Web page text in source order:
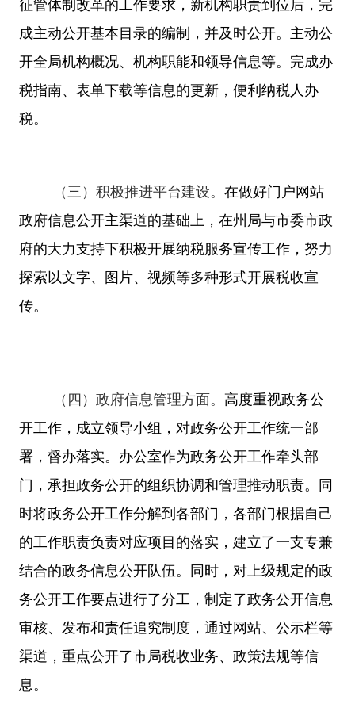
征管体制改革的工作要求，新机构职责到位后，完
成主动公开基本目录的编制，并及时公开。主动公
开全局机构概况、机构职能和领导信息等。完成办
税指南、表单下载等信息的更新，便利纳税人办
税。
（三）积极推进平台建设。 在做好门户网站
政府信息公开主渠道的基础上， 在州局与市委市政
府的大力支持下积极开展纳税服务宣传工作，努力
探索以文字、图片、视频等多种形式开展税收宣
传。
（四）政府信息管理方面。 高度重视政务公
开工作，成立领导小组，对政务公开工作统一部
署，督办落实。办公室作为政务公开工作牵头部
门，承担政务公开的组织协调和管理推动职责。同
时将政务公开工作分解到各部门，各部门根据自己
的工作职责负责对应项目的落实 ，建立了一支专兼
结合的政务信息公开队伍。同时，对上级规定的政
务公开工作要点进行了分工，制定了政务公开信息
审核、发布和责任追究制度，通过网站、公示栏等
渠道，重点公开了市局税收业务、政策法规等信
息。